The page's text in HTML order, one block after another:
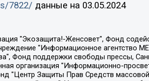
7822/ данные на 03.05.2024
"Центр по работе с проблемой насилия "НАСИЛИЮ.НЕТ", Межрегиональный профессиональный союз работников здравоохранения "Альянс врачей", Юридическое лицо, зарегистрированное в Латвийской Республике, SIA "Medusa Project" (регистрационный номер 40103797863, дата регистрации 10.06.2014), Некоммерческая организация "Фонд по борьбе с коррупцией", Автономная некоммерческая организация "Институт права и публичной политики", Баданин Роман Сергеевич, Гликин Максим Александрович, Железнова Мария Михайловна, Лукьянова Юлия Сергеевна, Маетная Елизавета Витальевна, Маняхин Петр Борисович, Чуракова Ольга Владимировна, Ярош Юлия Петровна, Юридическое лицо "The Insider SIA", зарегистрированное в Риге, Латвийская Республика (дата регистрации 26.06.2015), являющееся администратором доменного имени интернет-издания "The Insider SIA", https://theins.ru, Постернак Алексей Евгеньевич, Рубин Михаил Аркадьевич, Анин Роман Александрович, Юридическое лицо Istories fonds, зарегистрированное в Латвийской Республике (регистрационный номер 50008295751, дата регистрации 24.02.2020), Великовский Дмитрий Александрович, Долинина Ирина Николаевна, Мароховская Алеся Алексеевна, Шлейнов Роман Юрьевич, Шмагун Олеся Валентиновна, Общество с ограниченной ответственностью "Альтаир 2021", Общество с ограниченной ответственностью "Вега 2021", Общество с ограниченной ответственностью "Главный редактор 2021", Общество с ограниченной ответственностью "Ромашки монолит", Важенков Артем Валерьевич, Ивановская областная общественная организация "Центр гендерных исследований", Гурман Юрий Альбертович, Медиапроект "ОВД-Инфо", Егоров Владимир Владимирович, Жилинский Владимир Александрович, Общество с ограниченной ответственностью "ЗП", Иванова София Юрьевна, Карезина Инна Павловна, Кильтау Екатерина Викторовна, Петров Алексей Викторович, Пискунов Сергей Евгеньевич, Смирнов Сергей Сергеевич, Тихонов Михаил Сергеевич, Общество с ограниченной ответственностью "ЖУРНАЛИСТ-ИНОСТРАННЫЙ АГЕНТ", Арапова Галина Юрьевна, Вольтская Татьяна Анатольевна, Американская компания "Mason G.E.S. Anonymous Foundation" (США), являющаяся владельцем интернет-издания https://mnews.world/, Компания "Stichting Bellingcat", зарегистрированная в Нидерландах (дата регистрации 11.07.2018), Захаров Андрей Вячеславович, Клепиковская Екатерина Дмитриевна, Общество с ограниченной ответственностью "МЕМО", Перл Роман